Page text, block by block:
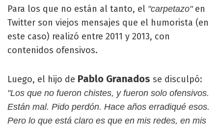
Para los que no están al tanto, el "carpetazo"en
Twitter son viejos mensajes que el humorista (en
este caso) realizó entre 2011 y 2013, con
contenidos ofensivos.
Luego, el hijo de Pablo Granados se disculpó:
"Los que no fueron chistes, y fueron solo ofensivos.
Están mal. Pido perdón. Hace años erradiqué esos.
Pero lo que está claro es que en mis redes, en mis